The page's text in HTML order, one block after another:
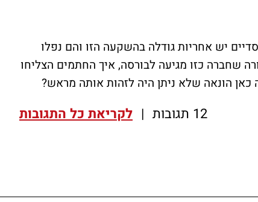
יש אחריות גודלה בהשקעה הזו והם נפלו
שחברה כזו מגיעה לבורסה, איך החתמים הצליחו
כאן הונאה שלא ניתן היה לזהות אותה מראש?
12 תגובות | לקריאת כל התגובות